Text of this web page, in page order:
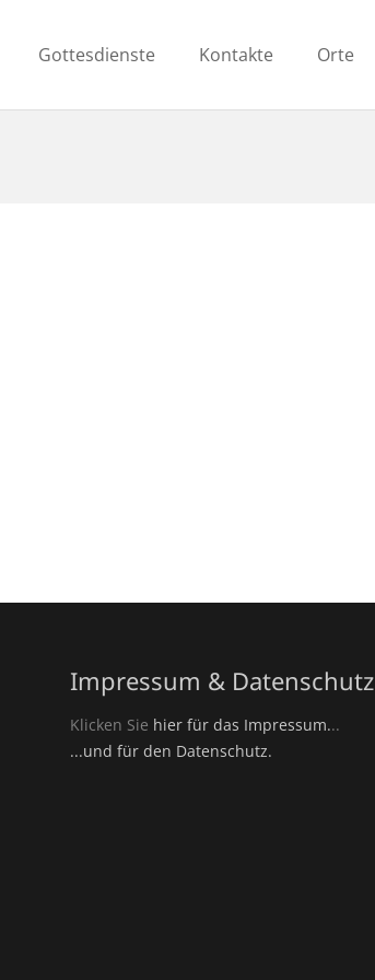
Gottesdienste Kontakte Orte
Impressum & Datenschutz
Klicken Sie hier für das Impressum...
...und für den Datenschutz.